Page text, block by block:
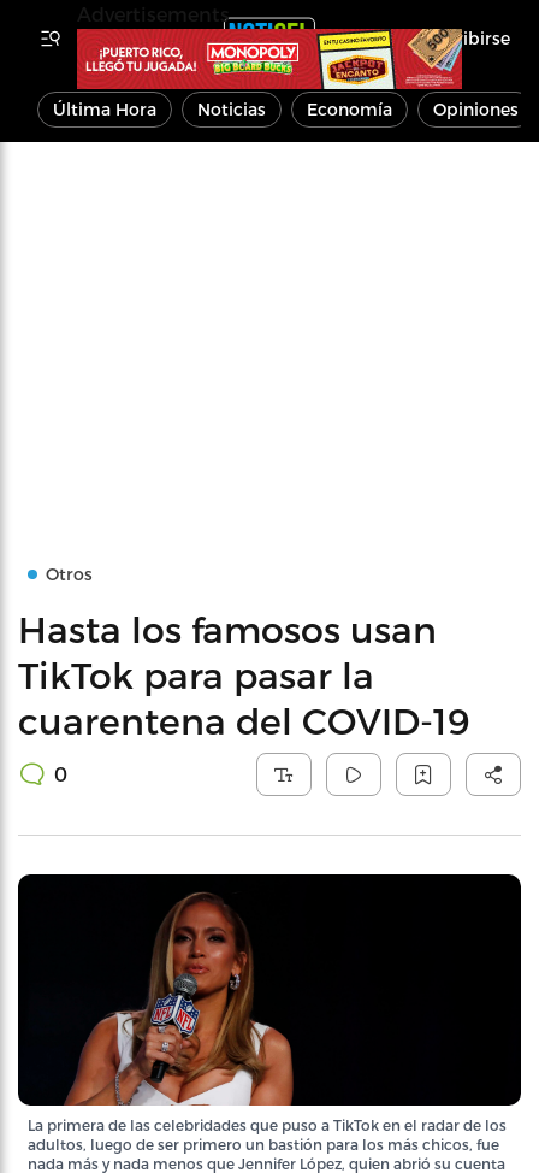
Inscribirse
Última Hora Noticias Economía Opiniones
Otros
Hasta los famosos usan
TikTok para pasar la
cuarentena del COVID-19
0
La primera de las celebridades que puso a TikTok en el radar de los
adultos, luego de ser primero un bastión para los más chicos, fue
nada más y nada menos que Jennifer López, quien abrió su cuenta
Advertisements